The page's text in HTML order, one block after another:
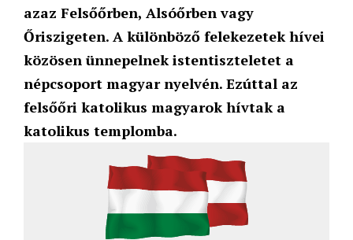
azaz Felsőőrben, Alsóőrben vagy
Őriszigeten. A különböző felekezetek hívei
közösen ünnepelnek istentiszteletet a
népcsoport magyar nyelvén. Ezúttal az
felsőőri katolikus magyarok hívtak a
katolikus templomba.